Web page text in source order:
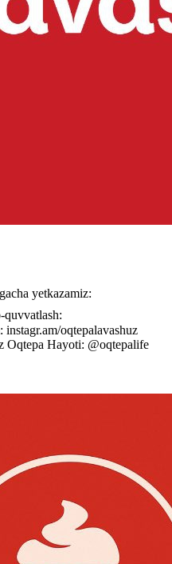
yetkazamiz:
quvvatlash:
instagr.am/oqtepalavashuz
Oqtepa Hayoti: @oqtepalife